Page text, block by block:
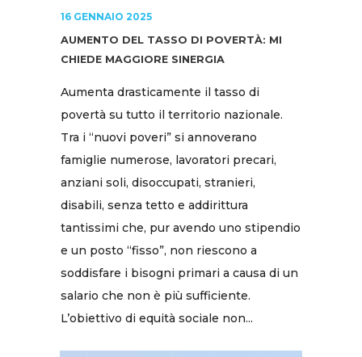
16 GENNAIO 2025
AUMENTO DEL TASSO DI POVERTÀ: MI
CHIEDE MAGGIORE SINERGIA
Aumenta drasticamente il tasso di
povertà su tutto il territorio nazionale.
Tra i “nuovi poveri” si annoverano
famiglie numerose, lavoratori precari,
anziani soli, disoccupati, stranieri,
disabili, senza tetto e addirittura
tantissimi che, pur avendo uno stipendio
e un posto “fisso”, non riescono a
soddisfare i bisogni primari a causa di un
salario che non è più sufficiente.
L’obiettivo di equità sociale non...